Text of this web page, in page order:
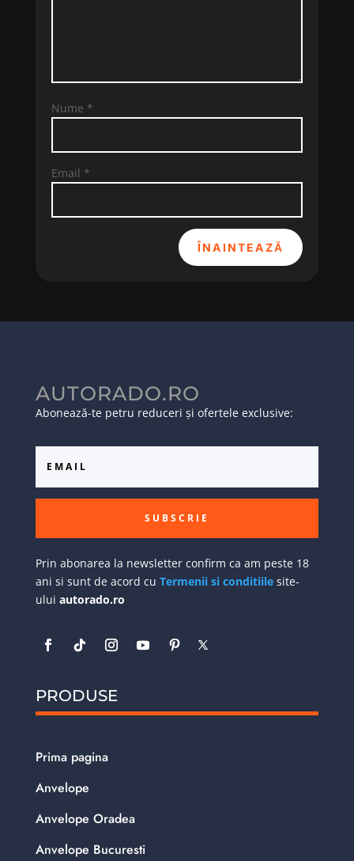
Nume *
Email *
ÎNAINTEAZĂ
AUTORADO.RO
Abonează-te petru reduceri și ofertele exclusive:
SUBSCRIE
Prin abonarea la newsletter confirm ca am peste 18
ani si sunt de acord cu Termenii si conditiilesite-
ului autorado.ro
PRODUSE
Prima pagina
Anvelope
Anvelope Oradea
Anvelope Bucuresti